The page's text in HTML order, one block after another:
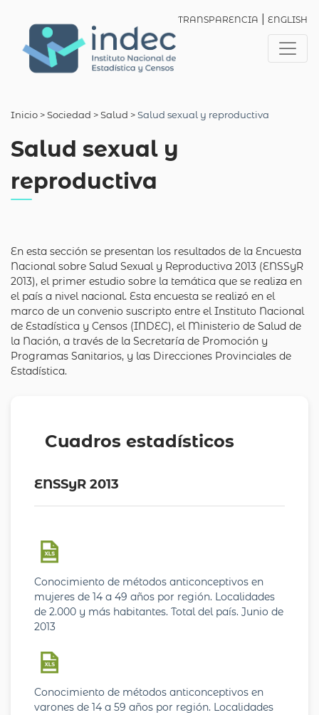
TRANSPARENCIA ENGLISH
Inicio > Sociedad >Salud >Salud sexual y reproductiva
Salud sexual y
reproductiva
En esta sección se presentan los resultados de la Encuesta
Nacional sobre Salud Sexual y Reproductiva 2013 (ENSSyR
2013), el primer estudio sobre la temática que se realiza en
el país a nivel nacional. Esta encuesta se realizó en el
marco de un convenio suscripto entre el Instituto Nacional
de Estadística y Censos (INDEC), el Ministerio de Salud de
la Nación, a través de la Secretaría de Promoción y
Programas Sanitarios, y las Direcciones Provinciales de
Estadística.
Cuadros estadísticos
ENSSyR 2013
Conocimiento de métodos anticonceptivos en
mujeres de 14 a 49 años por región. Localidades
de 2.000 y más habitantes. Total del país. Junio de
2013
Conocimiento de métodos anticonceptivos en
varones de 14 a 59 años por región. Localidades